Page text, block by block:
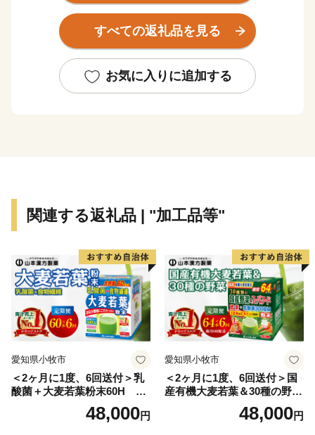
れます。
全国トップクラスの晴天率を誇り、陽光をたっぷり浴び
全国ブランドのワインなど魅力的な返礼品が満載です。
ふるさと納税を通して小諸市の魅力に触れていただけれ
すべての返礼品を見る
お気に入りに追加する
関連する返礼品 | "加工品等"
愛知県小牧市
＜2ヶ月に1度、6回送付＞乳
酸菌＋大麦若葉粉末60H 山
48,000円
愛知県小牧市
＜2ヶ月に1度、6回送付＞国
産有機大麦若葉＆30種の野
菜 山本漢方 定期便
48,000円